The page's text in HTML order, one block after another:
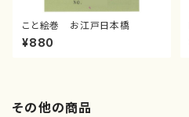
こと絵巻 お江戸日本橋
¥880
その他の商品